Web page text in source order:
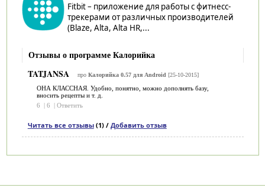
Fitbit – приложение для работы с фитнесс-
трекерами от различных производителей
(Blaze, Alta, Alta HR,...
Отзывы о программе Калорийка
TATJANSA
про Калорийка 0.57 для Android [25-10-2015]
ОНА КЛАССНАЯ. Удобно, понятно, можно дополнять базу,
вносить рецепты и т. д.
6
6 Ответить
Читать все отзывы(1) / Добавить отзыв